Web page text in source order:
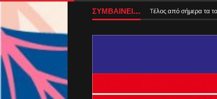
ΣΥΜΒΑΙΝΕΙ... Tέλος από σήμερα τα